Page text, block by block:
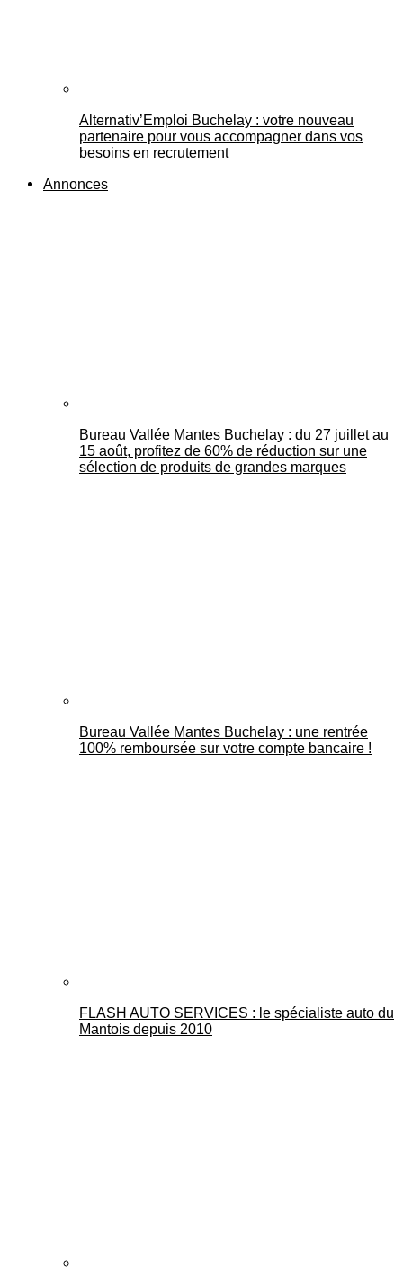
Alternativ’Emploi Buchelay : votre nouveau
partenaire pour vous accompagner dans vos
besoins en recrutement
Annonces
Bureau Vallée Mantes Buchelay : du 27 juillet au
15 août, profitez de 60% de réduction sur une
sélection de produits de grandes marques
Bureau Vallée Mantes Buchelay : une rentrée
100% remboursée sur votre compte bancaire !
FLASH AUTO SERVICES : le spécialiste auto du
Mantois depuis 2010